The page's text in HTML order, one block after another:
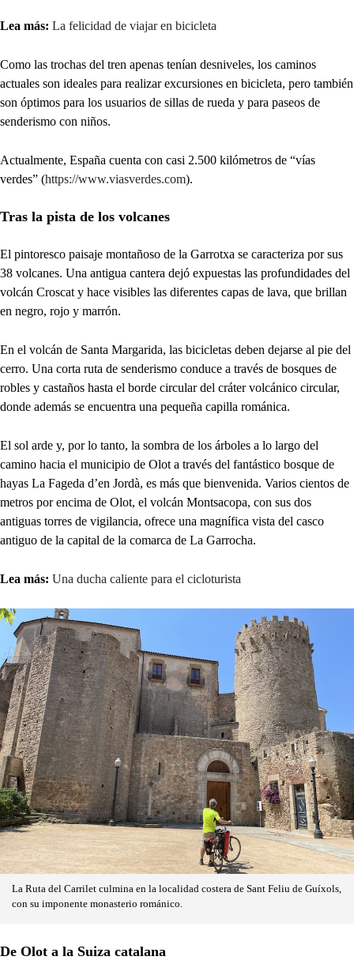
Lea más: La felicidad de viajar en bicicleta
Como las trochas del tren apenas tenían desniveles, los caminos
actuales son ideales para realizar excursiones en bicicleta, pero también
son óptimos para los usuarios de sillas de rueda y para paseos de
senderismo con niños.
Actualmente, España cuenta con casi 2.500 kilómetros de “vías
verdes” (https://www.viasverdes.com).
Tras la pista de los volcanes
El pintoresco paisaje montañoso de la Garrotxa se caracteriza por sus
38 volcanes. Una antigua cantera dejó expuestas las profundidades del
volcán Croscat y hace visibles las diferentes capas de lava, que brillan
en negro, rojo y marrón.
En el volcán de Santa Margarida, las bicicletas deben dejarse al pie del
cerro. Una corta ruta de senderismo conduce a través de bosques de
robles y castaños hasta el borde circular del cráter volcánico circular,
donde además se encuentra una pequeña capilla románica.
El sol arde y, por lo tanto, la sombra de los árboles a lo largo del
camino hacia el municipio de Olot a través del fantástico bosque de
hayas La Fageda d’en Jordà, es más que bienvenida. Varios cientos de
metros por encima de Olot, el volcán Montsacopa, con sus dos
antiguas torres de vigilancia, ofrece una magnífica vista del casco
antiguo de la capital de la comarca de La Garrocha.
Lea más: Una ducha caliente para el cicloturista
La Ruta del Carrilet culmina en la localidad costera de Sant Feliu de Guíxols,
con su imponente monasterio románico.
De Olot a la Suiza catalana